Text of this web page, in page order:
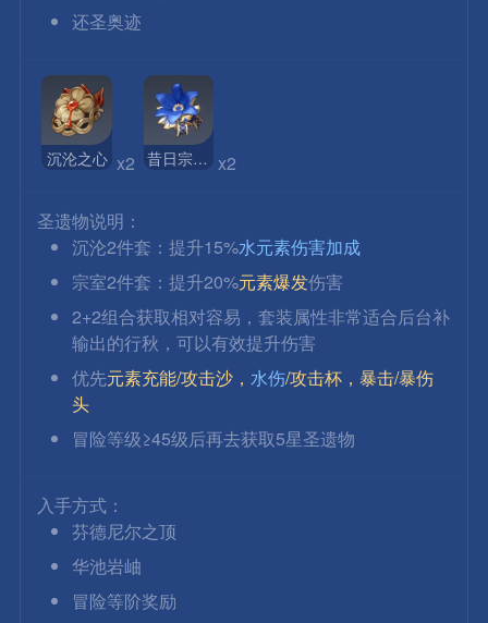
还圣奥迹
沉沦之心 x2 昔日宗室之仪 x2
圣遗物说明：
沉沦2件套：提升15%水元素伤害加成
宗室2件套：提升20%元素爆发伤害
2+2组合获取相对容易，套装属性非常适合后台补
输出的行秋，可以有效提升伤害
优先元素充能/攻击沙，水伤/攻击杯，暴击/暴伤
头
冒险等级≥45级后再去获取5星圣遗物
入手方式：
芬德尼尔之顶
华池岩岫
冒险等阶奖励